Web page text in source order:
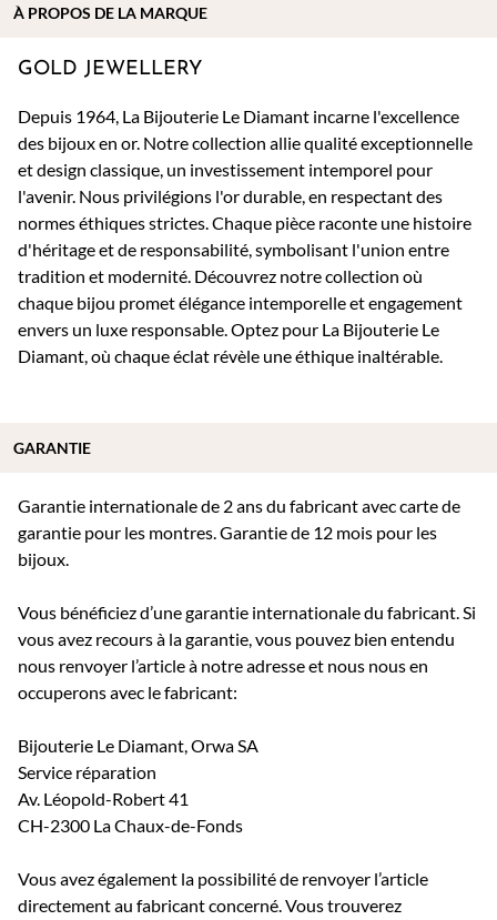
GOLD JEWELLERY
Depuis 1964, La Bijouterie Le Diamant incarne l'excellence
des bijoux en or. Notre collection allie qualité exceptionnelle
et design classique, un investissement intemporel pour
l'avenir. Nous privilégions l'or durable, en respectant des
normes éthiques strictes. Chaque pièce raconte une histoire
d'héritage et de responsabilité, symbolisant l'union entre
tradition et modernité. Découvrez notre collection où
chaque bijou promet élégance intemporelle et engagement
envers un luxe responsable. Optez pour La Bijouterie Le
Diamant, où chaque éclat révèle une éthique inaltérable.
Garantie internationale de 2 ans du fabricant avec carte de
garantie pour les montres. Garantie de 12 mois pour les
bijoux.
Vous bénéficiez d’une garantie internationale du fabricant. Si
vous avez recours à la garantie, vous pouvez bien entendu
nous renvoyer l’article à notre adresse et nous nous en
occuperons avec le fabricant:
Bijouterie Le Diamant, Orwa SA
Service réparation
Av. Léopold-Robert 41
CH-2300 La Chaux-de-Fonds
Vous avez également la possibilité de renvoyer l’article
directement au fabricant concerné. Vous trouverez
À PROPOS DE LA MARQUE
GARANTIE